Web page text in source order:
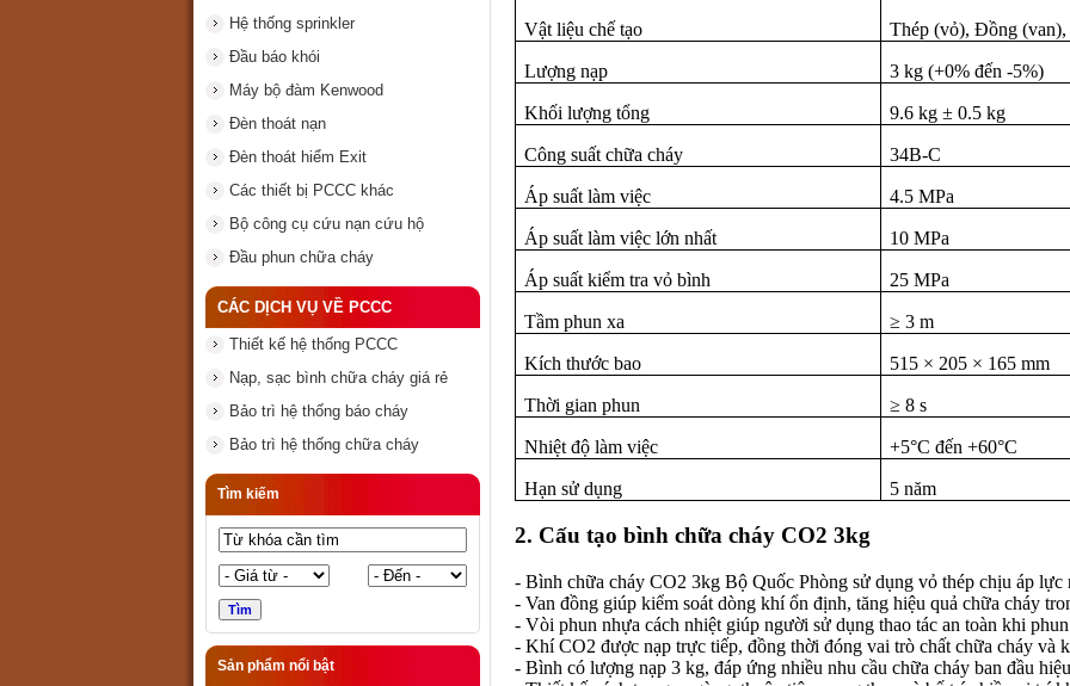
Hệ thống sprinkler
Đầu báo khói
Máy bộ đàm Kenwood
Đèn thoát nạn
Đèn thoát hiểm Exit
Các thiết bị PCCC khác
Bộ công cụ cứu nạn cứu hộ
Đầu phun chữa cháy
CÁC DỊCH VỤ VỀ PCCC
Thiết kế hệ thống PCCC
Nạp, sạc bình chữa cháy giá rẻ
Bảo trì hệ thống báo cháy
Bảo trì hệ thống chữa cháy
Tìm kiếm
Sản phẩm nổi bật
Vật liệu chế tạo Thép (vỏ), Đồng
Lượng nạp 3 kg (+0% đến -5%)
Khối lượng tổng 9.6 kg ± 0.5 kg
Công suất chữa cháy 34B-C
Áp suất làm việc 4.5 MPa
Áp suất làm việc lớn nhất 10 MPa
Áp suất kiểm tra vỏ bình 25 MPa
Tầm phun xa ≥ 3 m
Kích thước bao 515 × 205 × 165 mm
Thời gian phun ≥ 8 s
Nhiệt độ làm việc +5°C đến +60°C
Hạn sử dụng 5 năm
2. Cấu tạo bình chữa cháy CO2 3kg
- Bình chữa cháy CO2 3kg Bộ Quốc Phòng sử dụng vỏ thép chịu áp lực
- Van đồng giúp kiểm soát dòng khí ổn định, tăng hiệu quả chữa cháy
- Vòi phun nhựa cách nhiệt giúp người sử dụng thao tác an toàn khi
- Khí CO2 được nạp trực tiếp, đồng thời đóng vai trò chất chữa cháy và
- Bình có lượng nạp 3 kg, đáp ứng nhiều nhu cầu chữa cháy ban đầu